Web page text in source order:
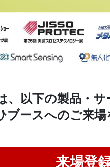
、以下の製品・サ
ブースへのご来場
来場登